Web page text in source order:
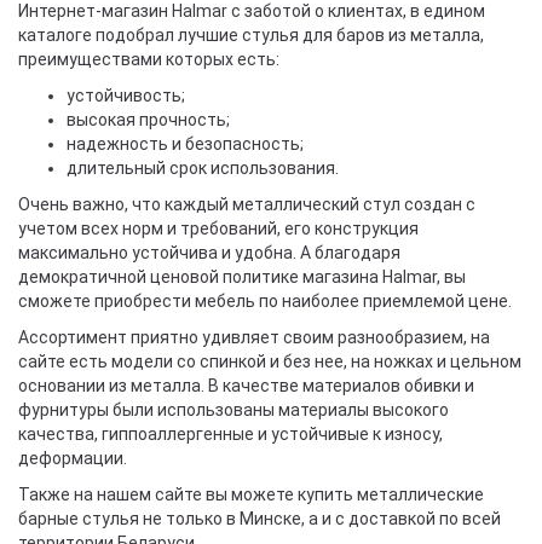
Интернет-магазин Halmar с заботой о клиентах, в едином
каталоге подобрал лучшие стулья для баров из металла,
преимуществами которых есть:
устойчивость;
высокая прочность;
надежность и безопасность;
длительный срок использования.
Очень важно, что каждый металлический стул создан с
учетом всех норм и требований, его конструкция
максимально устойчива и удобна. А благодаря
демократичной ценовой политике магазина Halmar, вы
сможете приобрести мебель по наиболее приемлемой цене.
Ассортимент приятно удивляет своим разнообразием, на
сайте есть модели со спинкой и без нее, на ножках и цельном
основании из металла. В качестве материалов обивки и
фурнитуры были использованы материалы высокого
качества, гиппоаллергенные и устойчивые к износу,
деформации.
Также на нашем сайте вы можете купить металлические
барные стулья не только в Минске, а и с доставкой по всей